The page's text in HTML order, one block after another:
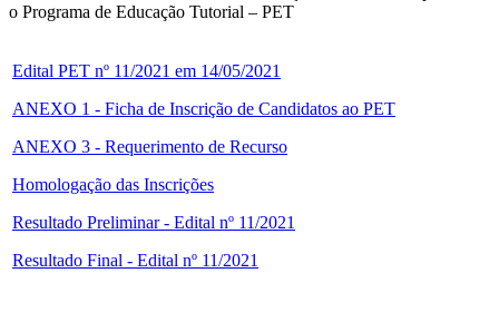
o Programa de Educação Tutorial – PET
Edital PET nº 11/2021 em 14/05/2021
ANEXO 1 - Ficha de Inscrição de Candidatos ao PET
ANEXO 3 - Requerimento de Recurso
Homologação das Inscrições
Resultado Preliminar - Edital nº 11/2021
Resultado Final - Edital nº 11/2021